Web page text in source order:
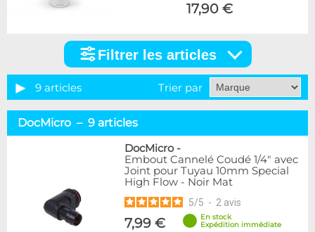
17,90 €
articles
Catégorie
Cannelés 8 mm
5
3
Marque
Alphacool
3
DocMicro
Filtrer les articles
9 articles Trier par
DocMicro – 9 articles
DocMicro-
Embout Cannelé Coudé 1/4" avec
Joint pour Tuyau 10mm Special
High Flow - Noir Mat
5/5 - 2 avis
7,99 €
En stock
Expédition immédiate